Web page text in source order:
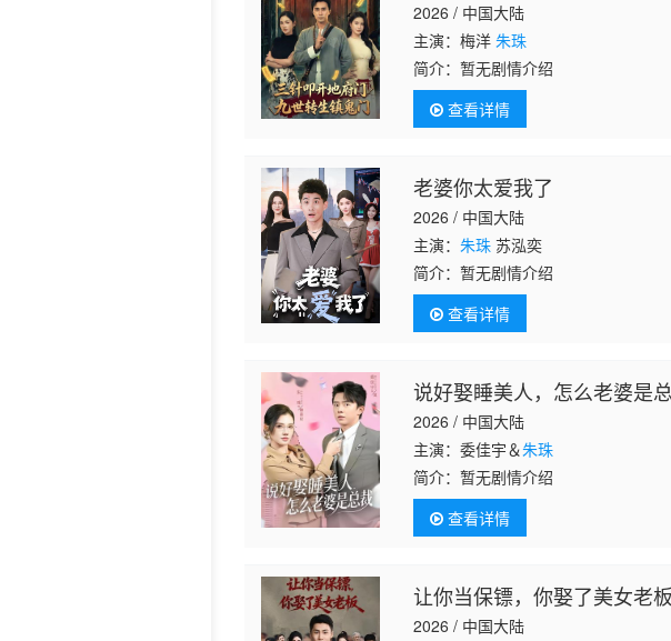
2026 / 中国大陆
主演：梅洋朱珠
简介：暂无剧情介绍
查看详情
老婆你太爱我了
2026 / 中国大陆
主演：朱珠 苏泓奕
简介：暂无剧情介绍
查看详情
说好娶睡美人，怎么老婆是
2026 / 中国大陆
主演：委佳宇＆朱珠
简介：暂无剧情介绍
查看详情
让你当保镖，你娶了美女老板
2026 / 中国大陆